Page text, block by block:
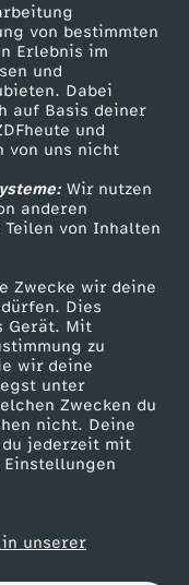
von bestimmten
Erlebnis im
und
Dabei
auf Basis deiner
und
von uns nicht
Wir nutzen
anderen
von Inhalten
Zwecke wir deine
Dies
Gerät. Mit
zu
wir deine
unter
Zwecken du
nicht. Deine
jederzeit mit
unserer